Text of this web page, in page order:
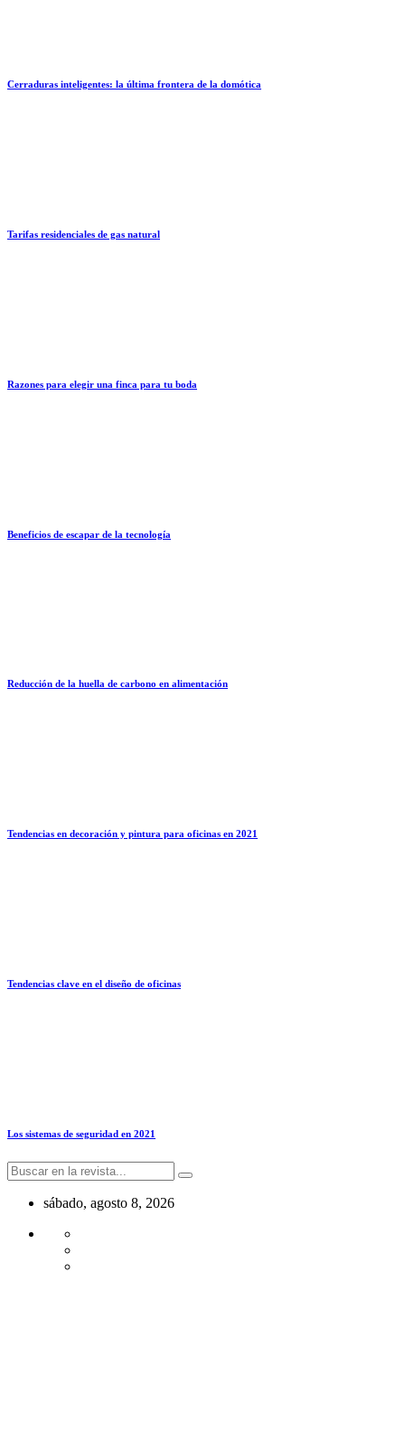
Cerraduras inteligentes: la última frontera de la domótica
Tarifas residenciales de gas natural
Razones para elegir una finca para tu boda
Beneficios de escapar de la tecnología
Reducción de la huella de carbono en alimentación
Tendencias en decoración y pintura para oficinas en 2021
Tendencias clave en el diseño de oficinas
Los sistemas de seguridad en 2021
sábado, agosto 8, 2026